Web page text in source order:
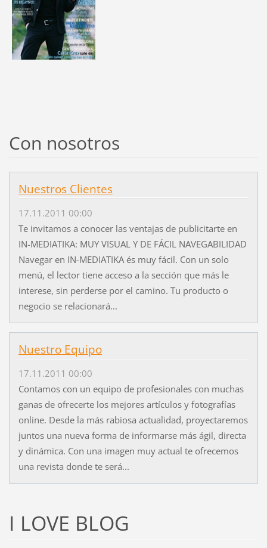
Con nosotros
Nuestros Clientes
17.11.2011 00:00
Te invitamos a conocer las ventajas de publicitarte en
IN-MEDIATIKA: MUY VISUAL Y DE FÁCIL NAVEGABILIDAD
Navegar en IN-MEDIATIKA és muy fácil. Con un solo
menú, el lector tiene acceso a la sección que más le
interese, sin perderse por el camino. Tu producto o
negocio se relacionará...
Nuestro Equipo
17.11.2011 00:00
Contamos con un equipo de profesionales con muchas
ganas de ofrecerte los mejores artículos y fotografías
online. Desde la más rabiosa actualidad, proyectaremos
juntos una nueva forma de informarse más ágil, directa
y dinámica. Con una imagen muy actual te ofrecemos
una revista donde te será...
I LOVE BLOG